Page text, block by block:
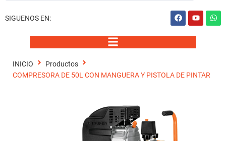
SIGUENOS EN:
INICIO
Productos
COMPRESORA DE 50L CON MANGUERA Y PISTOLA DE PINTAR